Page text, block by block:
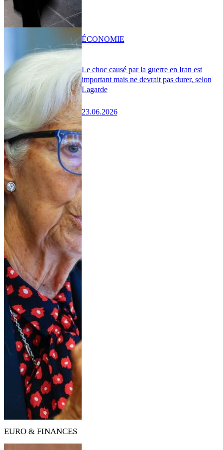
Le choc causé par la guerre en Iran est
important mais ne devrait pas durer, selon
Lagarde
23.06.2026
ÉCONOMIE
EURO & FINANCES